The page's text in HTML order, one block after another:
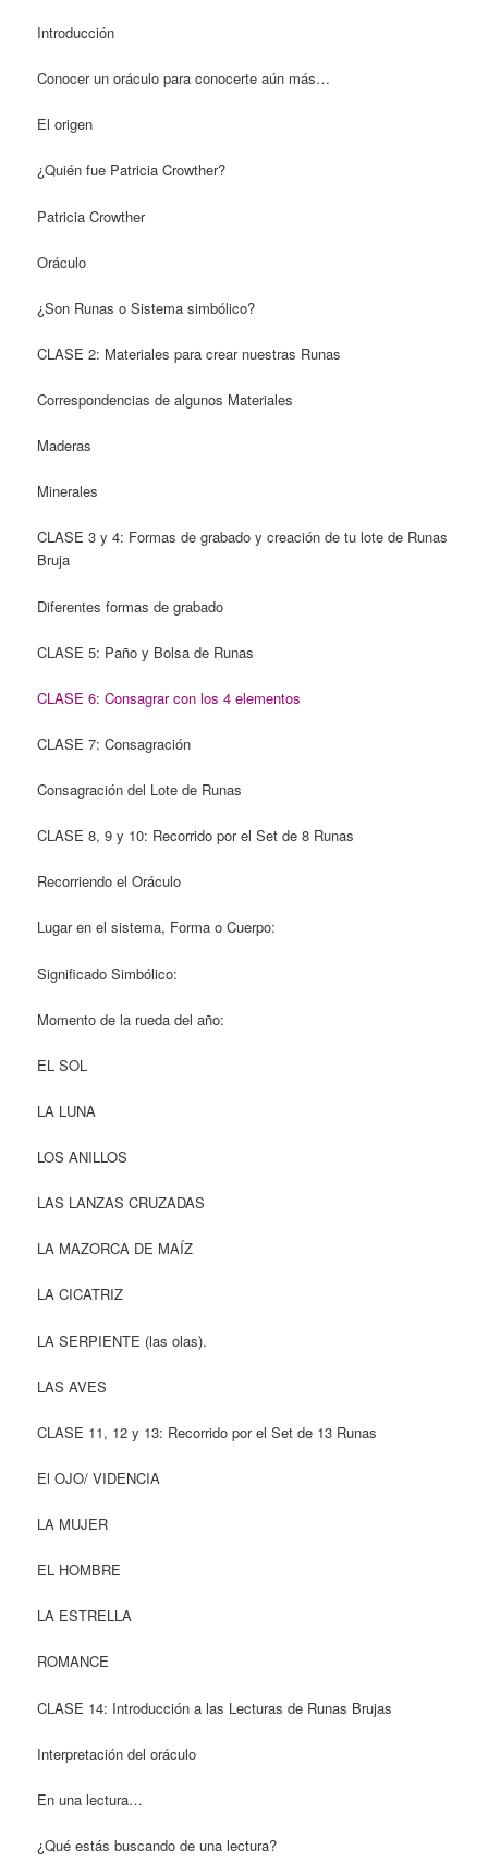
Introducción
Conocer un oráculo para conocerte aún más…
El origen
¿Quién fue Patricia Crowther?
Patricia Crowther
Oráculo
¿Son Runas o Sistema simbólico?
CLASE 2: Materiales para crear nuestras Runas
Correspondencias de algunos Materiales
Maderas
Minerales
CLASE 3 y 4: Formas de grabado y creación de tu lote de Runas
Bruja
Diferentes formas de grabado
CLASE 5: Paño y Bolsa de Runas
CLASE 6: Consagrar con los 4 elementos
CLASE 7: Consagración
Consagración del Lote de Runas
CLASE 8, 9 y 10: Recorrido por el Set de 8 Runas
Recorriendo el Oráculo
Lugar en el sistema, Forma o Cuerpo:
Significado Simbólico:
Momento de la rueda del año:
EL SOL
LA LUNA
LOS ANILLOS
LAS LANZAS CRUZADAS
LA MAZORCA DE MAÍZ
LA CICATRIZ
LA SERPIENTE (las olas).
LAS AVES
CLASE 11, 12 y 13: Recorrido por el Set de 13 Runas
El OJO/ VIDENCIA
LA MUJER
EL HOMBRE
LA ESTRELLA
ROMANCE
CLASE 14: Introducción a las Lecturas de Runas Brujas
Interpretación del oráculo
En una lectura…
¿Qué estás buscando de una lectura?